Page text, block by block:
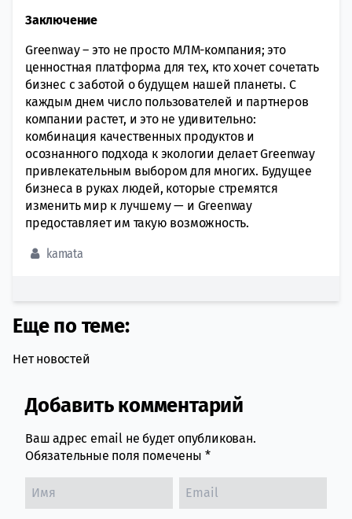
Заключение
Greenway – это не просто МЛМ-компания; это
ценностная платформа для тех, кто хочет сочетать
бизнес с заботой о будущем нашей планеты. С
каждым днем число пользователей и партнеров
компании растет, и это не удивительно:
комбинация качественных продуктов и
осознанного подхода к экологии делает Greenway
привлекательным выбором для многих. Будущее
бизнеса в руках людей, которые стремятся
изменить мир к лучшему — и Greenway
предоставляет им такую возможность.
kamata
Еще по теме:
Нет новостей
Comment section
Добавить комментарий
Ваш адрес email не будет опубликован.
Обязательные поля помечены *